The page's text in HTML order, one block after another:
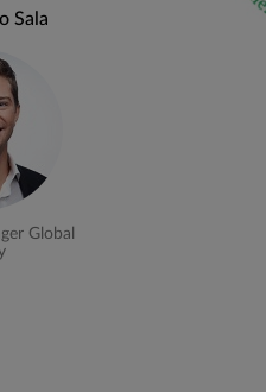
prospetto
di riduzione
Sala
Global